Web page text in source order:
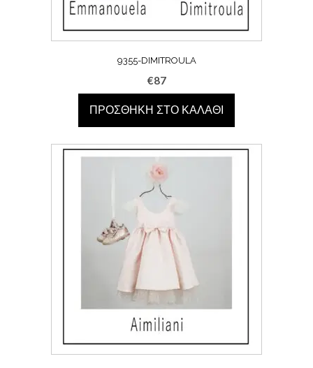
9355-DIMITROULA
€87
ΠΡΟΣΘΉΚΗ ΣΤΟ ΚΑΛΆΘΙ